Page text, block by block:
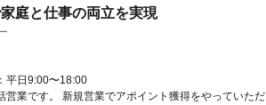
庭と仕事の両立を実現
平日9:00〜18:00
営業です。 新規営業でアポイント獲得をやっていただ